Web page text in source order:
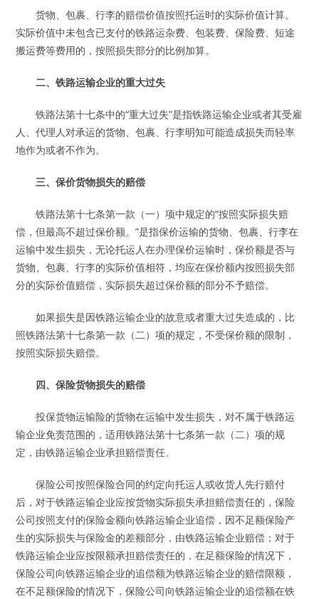
货物、包裹、行李的赔偿价值按照托运时的实际价值计算。
实际价值中未包含已支付的铁路运杂费、包装费、保险费、短途
搬运费等费用的，按照损失部分的比例加算。
二、铁路运输企业的重大过失
铁路法第十七条中的“重大过失”是指铁路运输企业或者其受雇
人、代理人对承运的货物、包裹、行李明知可能造成损失而轻率
地作为或者不作为。
三、保价货物损失的赔偿
铁路法第十七条第一款（一）项中规定的“按照实际损失赔
偿，但最高不超过保价额。”是指保价运输的货物、包裹、行李在
运输中发生损失，无论托运人在办理保价运输时，保价额是否与
货物、包裹、行李的实际价值相符，均应在保价额内按照损失部
分的实际价值赔偿，实际损失超过保价额的部分不予赔偿。
如果损失是因铁路运输企业的故意或者重大过失造成的，比
照铁路法第十七条第一款（二）项的规定，不受保价额的限制，
按照实际损失赔偿。
四、保险货物损失的赔偿
投保货物运输险的货物在运输中发生损失，对不属于铁路运
输企业免责范围的，适用铁路法第十七条第一款（二）项的规
定，由铁路运输企业承担赔偿责任。
保险公司按照保险合同的约定向托运人或收货人先行赔付
后，对于铁路运输企业应按货物实际损失承担赔偿责任的，保险
公司按照支付的保险金额向铁路运输企业追偿，因不足额保险产
生的实际损失与保险金的差额部分，由铁路运输企业赔偿；对于
铁路运输企业应按限额承担赔偿责任的，在足额保险的情况下，
保险公司向铁路运输企业的追偿额为铁路运输企业的赔偿限额，
在不足额保险的情况下，保险公司向铁路运输企业的追偿额在铁